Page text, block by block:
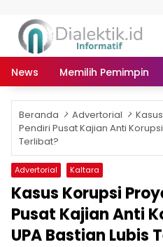
News Memilih Pemimpin
Beranda Advertorial
Pendiri Pusat Kajian Anti
Terlibat?
Advertorial Kaltara
Kasus Korupsi
Pusat Kajian Anti
UPA Bastian Lubis